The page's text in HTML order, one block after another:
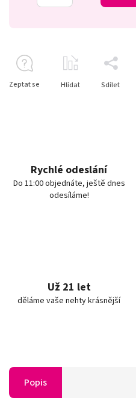
Zeptat se Hlídat Sdílet
Rychlé odeslání
Do 11:00 objednáte, ještě dnes
odesíláme!
Už 21 let
děláme vaše nehty krásnější
Popis